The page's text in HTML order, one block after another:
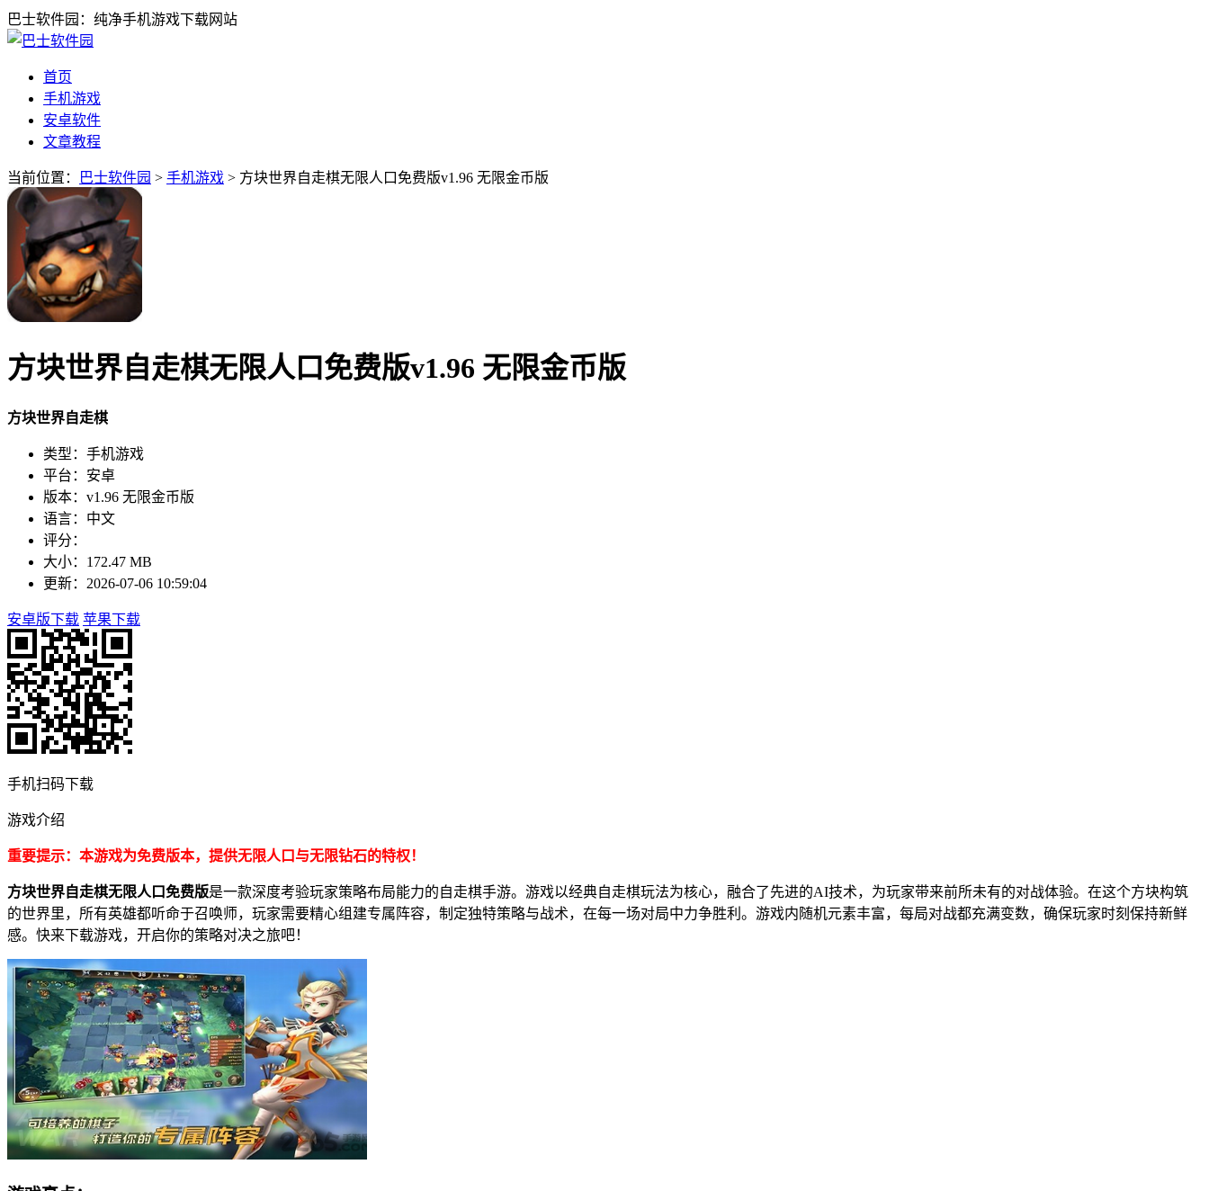
巴士软件园：纯净手机游戏下载网站
首页
手机游戏
安卓软件
文章教程
当前位置： 巴士软件园 > 手机游戏 > 方块世界自走棋无限人口免费版v1.96 无限金币版
方块世界自走棋无限人口免费版v1.96 无限金币版
方块世界自走棋
类型：手机游戏
平台：安卓
版本：v1.96 无限金币版
语言：中文
评分：
大小：172.47 MB
更新：2026-07-06 10:59:04
安卓版下载 苹果下载
手机扫码下载
游戏介绍
重要提示：本游戏为免费版本，提供无限人口与无限钻石的特权！
方块世界自走棋无限人口免费版是一款深度考验玩家策略布局能力的自走棋手游。游戏以经典自走棋玩法为核心，融合了先进的AI技术，为玩家带来前所未有的对战体验。在这个方块构筑
的世界里，所有英雄都听命于召唤师，玩家需要精心组建专属阵容，制定独特策略与战术，在每一场对局中力争胜利。游戏内随机元素丰富，每局对战都充满变数，确保玩家时刻保持新鲜
感。快来下载游戏，开启你的策略对决之旅吧！